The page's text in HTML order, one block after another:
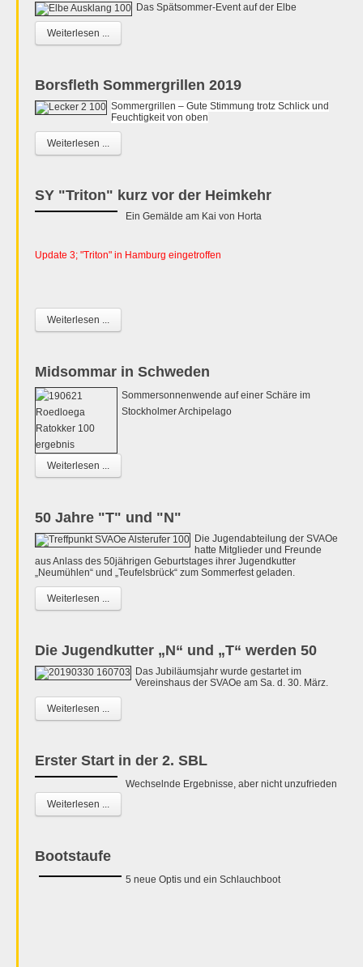
Das Spätsommer-Event auf der Elbe
Weiterlesen ...
Borsfleth Sommergrillen 2019
Sommergrillen – Gute Stimmung trotz Schlick und
Feuchtigkeit von oben
Weiterlesen ...
SY "Triton" kurz vor der Heimkehr
Ein Gemälde am Kai von Horta
Update 3; "Triton" in Hamburg eingetroffen
Weiterlesen ...
Midsommar in Schweden
Sommersonnenwende auf einer Schäre im
Stockholmer Archipelago
Weiterlesen ...
50 Jahre "T" und "N"
Die Jugendabteilung der SVAOe
hatte Mitglieder und Freunde
aus Anlass des 50jährigen Geburtstages ihrer Jugendkutter
„Neumühlen“ und „Teufelsbrück“ zum Sommerfest geladen.
Weiterlesen ...
Die Jugendkutter „N“ und „T“ werden 50
Das Jubiläumsjahr wurde gestartet im
Vereinshaus der SVAOe am Sa. d. 30. März.
Weiterlesen ...
Erster Start in der 2. SBL
Wechselnde Ergebnisse, aber nicht unzufrieden
Weiterlesen ...
Bootstaufe
5 neue Optis und ein Schlauchboot